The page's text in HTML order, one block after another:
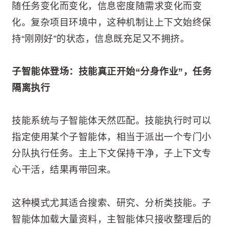
随任务变化而变化，信息密度随需求变化而变
化。复杂项目环境中，这种机制让上下文始终保
持“刚刚好”的状态，信息既充足又不拥挤。
子智能体登场：技能真正开始“分身作业”，任务
隔离执行
技能系统与子智能体天然匹配。技能执行时可以
指定使用某个子智能体，相当于派出一个专门小
分队执行任务。主上下文保持干净，子上下文专
心干活，结果再带回来。
这种模式尤其适合搜索、研究、分析类技能。子
智能体加载大量资料，主智能体只接收整理后的